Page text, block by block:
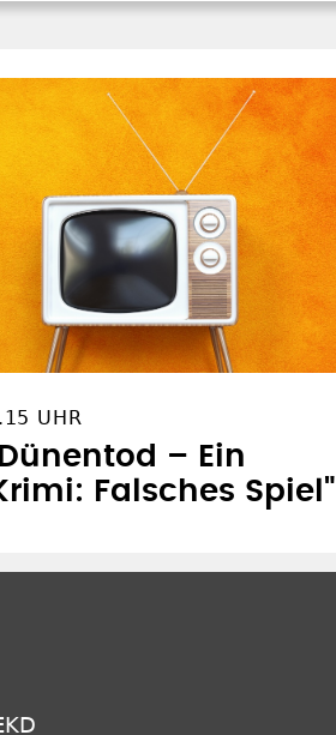
UHR
– Ein
Falsches Spiel"